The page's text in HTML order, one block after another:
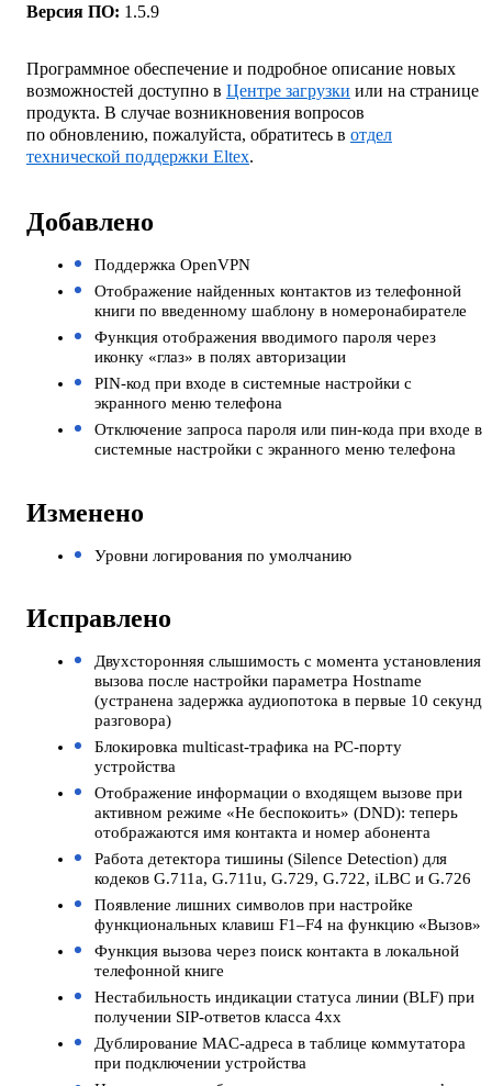
Версия ПО: 1.5.9
Программное обеспечение и подробное описание новых
возможностей доступно в Центре загрузки или на странице
продукта. В случае возникновения вопросов
по обновлению, пожалуйста, обратитесь в отдел
технической поддержки Eltex.
Добавлено
Поддержка OpenVPN
Отображение найденных контактов из телефонной
книги по введенному шаблону в номеронабирателе
Функция отображения вводимого пароля через
иконку «глаз» в полях авторизации
PIN-код при входе в системные настройки с
экранного меню телефона
Отключение запроса пароля или пин-кода при входе в
системные настройки с экранного меню телефона
Изменено
Уровни логирования по умолчанию
Исправлено
Двухсторонняя слышимость с момента установления
вызова после настройки параметра Hostname
(устранена задержка аудиопотока в первые 10 секунд
разговора)
Блокировка multicast-трафика на PC-порту
устройства
Отображение информации о входящем вызове при
активном режиме «Не беспокоить» (DND): теперь
отображаются имя контакта и номер абонента
Работа детектора тишины (Silence Detection) для
кодеков G.711a, G.711u, G.729, G.722, iLBC и G.726
Появление лишних символов при настройке
функциональных клавиш F1–F4 на функцию «Вызов»
Функция вызова через поиск контакта в локальной
телефонной книге
Нестабильность индикации статуса линии (BLF) при
получении SIP-ответов класса 4xx
Дублирование MAC-адреса в таблице коммутатора
при подключении устройства